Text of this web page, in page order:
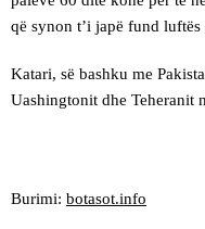
që synon t’i japë fund
Katari, së bashku me
Uashingtonit dhe Teheranit
Burimi: botasot.info